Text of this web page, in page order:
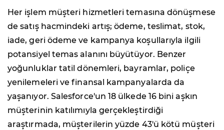
Her işlem müşteri hizmetleri temasına dönüşmese
de satış hacmindeki artış; ödeme, teslimat, stok,
iade, geri ödeme ve kampanya koşullarıyla ilgili
potansiyel temas alanını büyütüyor. Benzer
yoğunluklar tatil dönemleri, bayramlar, poliçe
yenilemeleri ve finansal kampanyalarda da
yaşanıyor. Salesforce'un 18 ülkede 16 bini aşkın
müşterinin katılımıyla gerçekleştirdiği
araştırmada, müşterilerin yüzde 43'ü kötü müşteri